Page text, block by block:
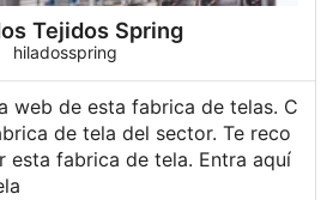
Tejidos Spring
hiladosspring
web de esta fabrica de telas. C
de tela del sector. Te reco
esta fabrica de tela. Entra aquí